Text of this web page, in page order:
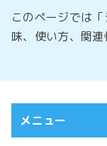
このページでは
味、使い方、関連
メニュー